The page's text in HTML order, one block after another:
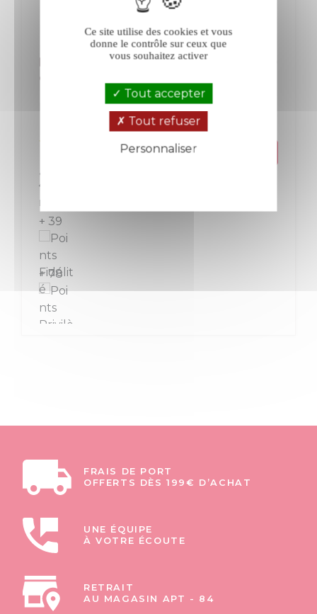
La Verrerie Hautes Collines rouge 2020
en magnum
Luberon-Ventoux
Prix
39,00 €
Le magnum de 150 cl
+ 39
+ 78
FRAIS DE PORT
OFFERTS DÈS 199€ D’ACHAT
UNE ÉQUIPE
À VOTRE ÉCOUTE
RETRAIT
AU MAGASIN APT - 84
Ce site utilise des cookies et vous
donne le contrôle sur ceux que
vous souhaitez activer
Tout accepter
Tout refuser
Personnaliser